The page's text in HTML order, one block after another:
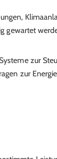
gewartet
zur
zur